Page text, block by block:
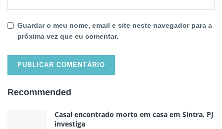
Guardar o meu nome, email e site neste navegador para a
próxima vez que eu comentar.
Recommended
Casal encontrado morto em casa em Sintra. PJ
investiga